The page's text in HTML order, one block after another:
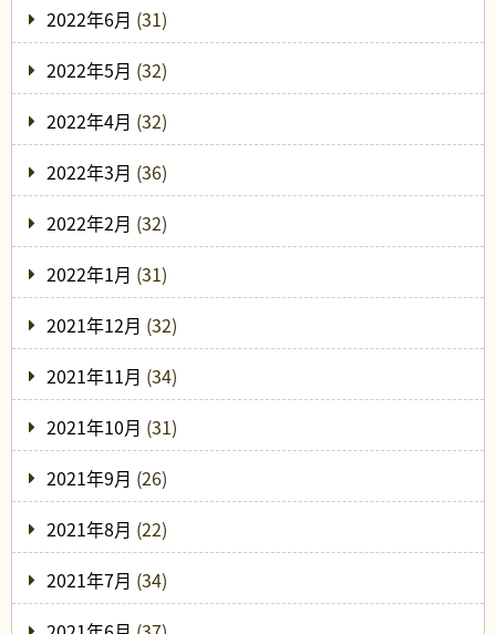
2022年6月 (31)
2022年5月 (32)
2022年4月 (32)
2022年3月 (36)
2022年2月 (32)
2022年1月 (31)
2021年12月 (32)
2021年11月 (34)
2021年10月 (31)
2021年9月 (26)
2021年8月 (22)
2021年7月 (34)